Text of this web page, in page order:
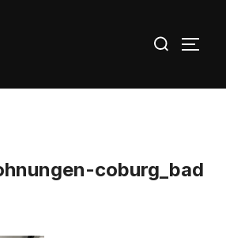
nach:
coburg_bad